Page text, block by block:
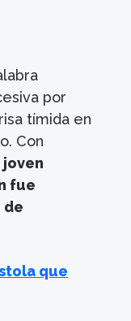
por
tímida en
Con
joven
fue
de
que